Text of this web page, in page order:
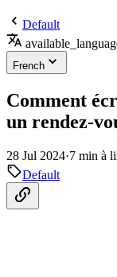
Default
French
Comment
un rendez-
28 Jul 2024·7 min à
Default